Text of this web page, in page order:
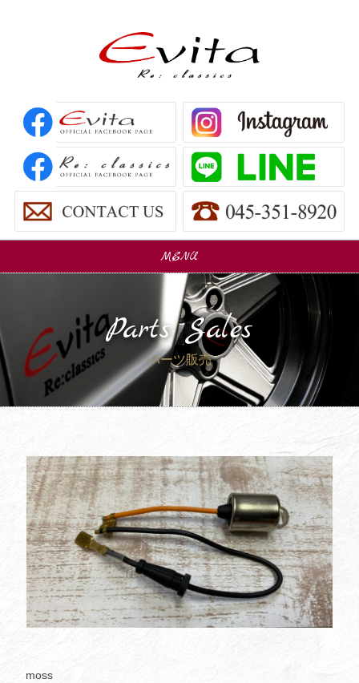
MENU
Parts Sales
パーツ販売
Trade In
買取査定
ブログ
Company
会社概要
Recruit
採用情報
Parts Sales
パーツ販売
moss